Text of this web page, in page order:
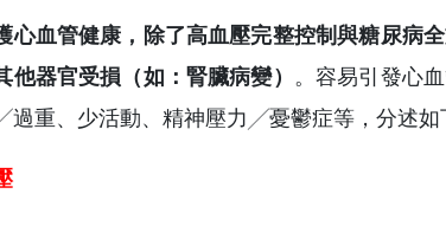
心血管健康，除了高血壓完整控制與糖尿病
他器官受損（如：腎臟病變） 。容易引發心
過重、少活動、精神壓力╱憂鬱症等，分述如